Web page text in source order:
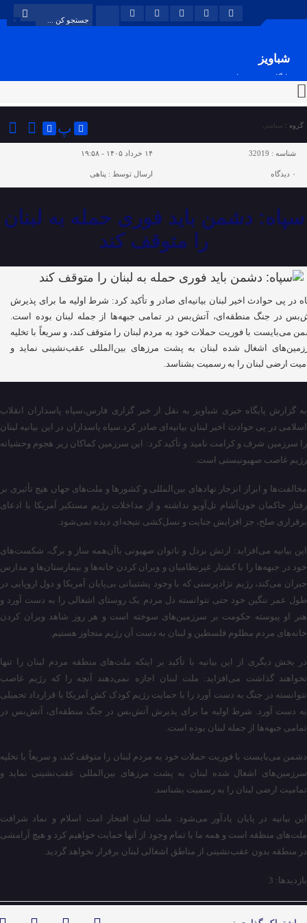
شباویز
پایگاه خبری شباویز
گروه : سیاسی پ
شناسه : 32019 ۱۴ خرداد ۱۴۰۵ - ۱۹:۵۸
۰ دیدگاه ارسال توسط : پناهی
سپاه: دشمن باید فوری حمله به لبنان
را متوقف کند
در پی حوادث اخیر لبنان بیانیه‌ای صادر و تأکید کرد: شرط اولیه ما برای پذیرش
در جنگ منطقه‌ای، آتش‌بس در تمامی جبهه‌ها از جمله لبنان بوده است.
می‌بایست با فوریت حملات خود به مردم لبنان را متوقف کند، و سریعاً با تخلیه
اشغال شده لبنان به پشت مرزهای بین‌المللی عقب‌نشینی نماید و
ارضی لبنان را به رسمیت بشناسد.
به گزارش پایگاه خبری شباویز به نقل از خبر گزاری فارس،سپاه پاسداران انقلاب
اسلامی در پی حوادث اخیر لبنان بیانیه‌ای صادر کرد.سپاه پاسداران در این بیانیه لبنان
را سرزمین شرف و کرامت نامید و تأکید کرد: این سرزمین کماکان زیر هجوم وحشیانه
رژیم غاصب صهیونیستی است.
مخالفت‌ها و ابراز انزجار نهادهای بین‌المللی و کشورها و ملت‌های جهان هیچ تأثیری بر
رفتار حاکمان خون‌آشام تل‌آویو نداشته و از مداخلات رژیم مستکبر آمریکا با ادعای
برقراری صلح، جز افزایش جنایت و نسل‌کشی نتیجه‌ای دیده نمی‌شود.
این بیانیه می‌افزاید: ارتش بزدل و ناتوان صهیونی باآن‌همه ساز و برگ، شکست‌های
خود در جبهه‌ها را با کشتار غیرنظامیان و ویران کردن خانه‌ها و بیمارستان‌ها و مدارس
جبران می‌کند، رژیم نژادپرستی که با وجود پشتیبانی بی‌پایان آمریکا و دول اروپایی در
طول عمر ننگین خود حتی نتوانسته دل مردم یک روستای اشغالی را به دست آورد و
هنر او پیوسته حکومت بر سرزمین‌های سوخته است و هر روز شاهد ویران کردن
خانه‌های مردم مظلوم فلسطین و لبنان به دست آن رژیم متجاوز هستیم.
در بخش دیگری از این بیانیه با تأکید بر اینکه ملت‌های منطقه مردم لبنان را تنها
نخواهند گذاشت می‌افزاید: ملت لبنان اجازه نمی‌دهند آنچه را که رژیم غاصب
نتوانسته در جنگ به دست آورد را با حمایت رژیم کودک کش آمریکا با قرارداد تحمیلی
به دست آورد. شرط اولیه ما برای پذیرش آتش‌بس در جنگ منطقه‌ای، آتش‌بس در
تمامی جبهه‌ها از جمله لبنان بوده است.
دشمن می‌بایست با فوریت حملات خود به مردم لبنان را متوقف کند، و سریعاً با تخلیه
سرزمین‌های اشغال شده لبنان به پشت مرزهای بین‌المللی عقب‌نشینی نماید و
تمامیت ارضی لبنان را به رسمیت بشناسد.
این بیانیه در پایان یادآور می‌شود: ملت لبنان افتخار امت اسلام و نماد شرافت
ملت‌های منطقه است و همه ما با تمام وجود از آنها حمایت خواهیم کرد و هیچ آرامشی
در منطقه بدون عقب‌نشینی از مناطق اشغالی لبنان برقرار نخواهد گردید.
بازدیدها: 3